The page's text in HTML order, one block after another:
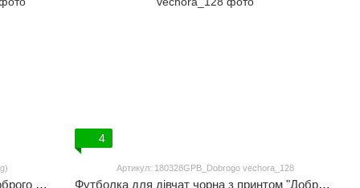
Футболка чоловіча біла з принтом "Доброго вечора, ми з України (флаг)"
4
Артикул: 180328GPB_Dobrogo vechora_128
Футболка для дівчат чорна з принтом "Доброго вечора, ми з України"